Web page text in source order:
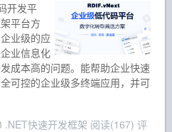
开发平
平台方
业级的应
业信息化
成本高的问题。能帮助企业快速
可控的企业级多终端应用，并可
快速开发框架 阅读(167) 评